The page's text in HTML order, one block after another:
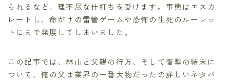
られるなど、理不尽な仕打ちを受けます。事態はエスカ
レートし、命がけの雷管ゲームや恐怖の生死のルーレッ
トにまで発展してしまいました。
この記事では、林山と父親の行方、そして衝撃の結末に
ついて、俺の父は業界の一番大物だったの詳しいネタバ